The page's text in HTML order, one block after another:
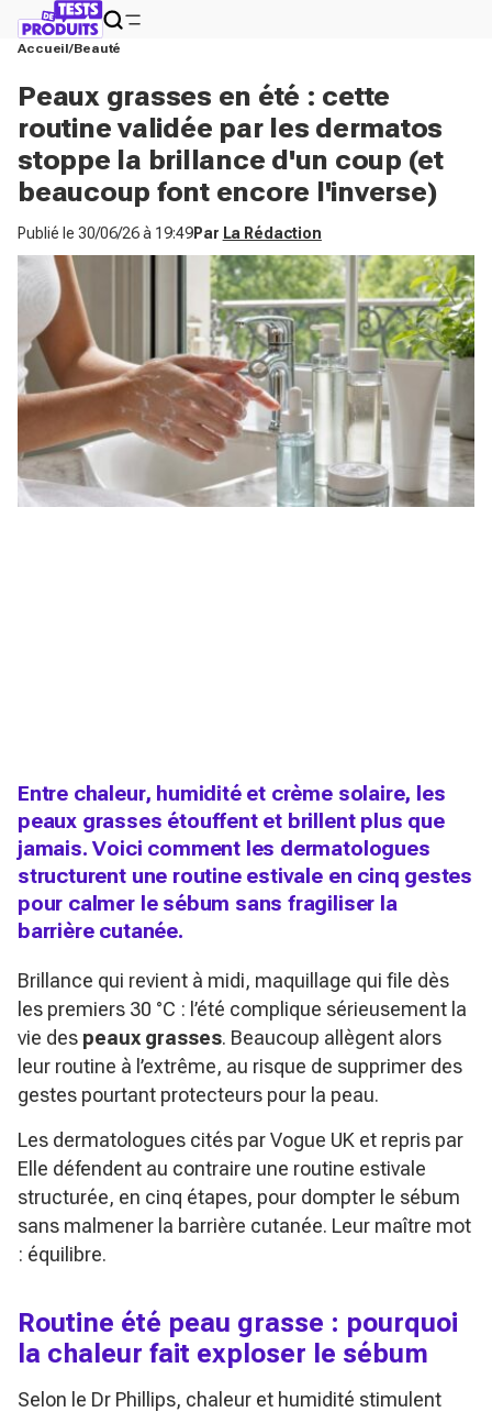
Accueil Beauté
Peaux grasses en été : cette
routine validée par les dermatos
stoppe la brillance d'un coup (et
beaucoup font encore l'inverse)
Publié le 30/06/26 à 19:49Par La Rédaction
Entre chaleur, humidité et crème solaire, les
peaux grasses étouffent et brillent plus que
jamais. Voici comment les dermatologues
structurent une routine estivale en cinq gestes
pour calmer le sébum sans fragiliser la
barrière cutanée.
Brillance qui revient à midi, maquillage qui file dès
les premiers 30 °C : l’été complique sérieusement la
vie des peaux grasses. Beaucoup allègent alors
leur routine à l’extrême, au risque de supprimer des
gestes pourtant protecteurs pour la peau.
Les dermatologues cités parVogue UK et repris par
Elle défendent au contraire une routine estivale
structurée, en cinq étapes, pour dompter le sébum
sans malmener la barrière cutanée. Leur maître mot
: équilibre.
Routine été peau grasse : pourquoi
la chaleur fait exploser le sébum
Selon le Dr Phillips, chaleur et humidité stimulent